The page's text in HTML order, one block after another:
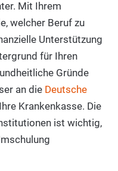
Mit Ihrem
welcher Beruf zu
Unterstützung
für Ihren
Gründe
an die Deutsche
Krankenkasse. Die
ist wichtig,